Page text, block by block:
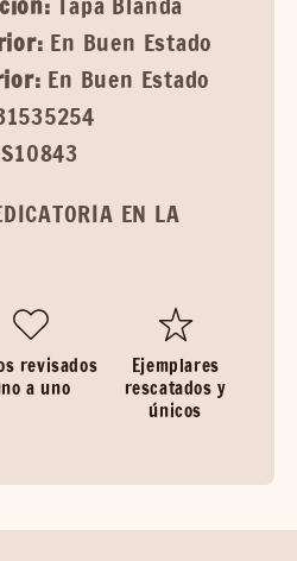
En Buen Estado
En Buen Estado
S10843
EN LA
revisados
a uno
Ejemplares
rescatados y
únicos